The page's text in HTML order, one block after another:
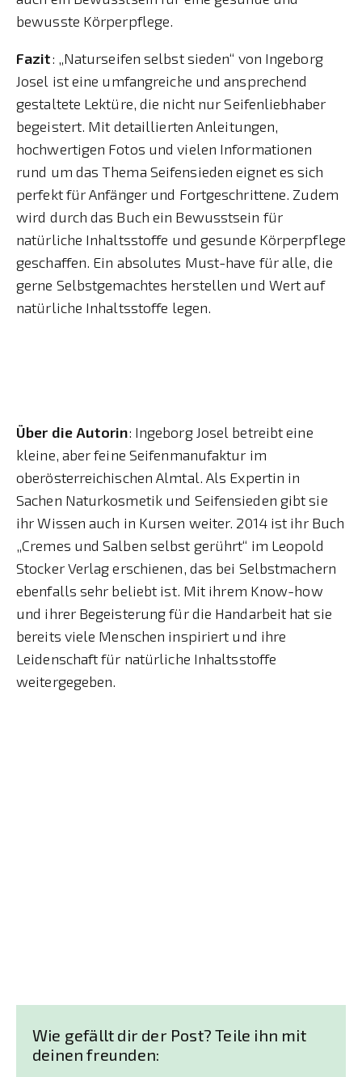
bewusste Körperpflege.
Fazit: „Naturseifen selbst sieden“ von Ingeborg
Josel ist eine umfangreiche und ansprechend
gestaltete Lektüre, die nicht nur Seifenliebhaber
begeistert. Mit detaillierten Anleitungen,
hochwertigen Fotos und vielen Informationen
rund um das Thema Seifensieden eignet es sich
perfekt für Anfänger und Fortgeschrittene. Zudem
wird durch das Buch ein Bewusstsein für
natürliche Inhaltsstoffe und gesunde Körperpflege
geschaffen. Ein absolutes Must-have für alle, die
gerne Selbstgemachtes herstellen und Wert auf
natürliche Inhaltsstoffe legen.
Über die Autorin: Ingeborg Josel betreibt eine
kleine, aber feine Seifenmanufaktur im
oberösterreichischen Almtal. Als Expertin in
Sachen Naturkosmetik und Seifensieden gibt sie
ihr Wissen auch in Kursen weiter. 2014 ist ihr Buch
„Cremes und Salben selbst gerührt“ im Leopold
Stocker Verlag erschienen, das bei Selbstmachern
ebenfalls sehr beliebt ist. Mit ihrem Know-how
und ihrer Begeisterung für die Handarbeit hat sie
bereits viele Menschen inspiriert und ihre
Leidenschaft für natürliche Inhaltsstoffe
weitergegeben.
Wie gefällt dir der Post? Teile ihn mit
deinen freunden: